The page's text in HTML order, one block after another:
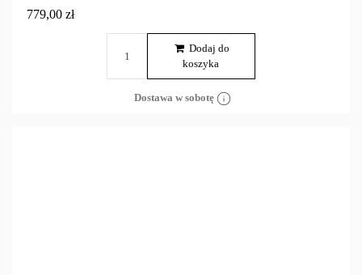
779,00 zł
Dodaj do
koszyka
Dostawa w sobotę